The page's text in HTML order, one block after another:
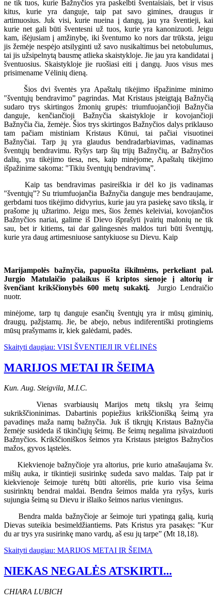
ne tik tuos, kurie Bažnyčios yra paskelbti šventaisiais, bet ir visus
kitus, kurie yra danguje, taip pat savo gimines, draugus ir
artimuosius. Juk visi, kurie nueina į dangų, jau yra šventieji, kai
kurie net gali būti šventesni už tuos, kurie yra kanonizuoti. Jeigu
kam, išėjusiam į amžinybę, iki šventumo ko nors dar trūksta, jeigu
jis žemėje nespėjo atsilyginti už savo nusikaltimus bei netobulumus,
tai jis užsipelnytą bausmę atlieka skaistykloje. Jie jau yra kandidatai į
šventuosius. Skaistykloje jie ruošiasi eiti į dangų. Juos visus mes
prisimename Vėlinių dieną.
Šios dvi šventės yra Apaštalų tikėjimo išpažinime minimo
"šventųjų bendravimo” pagrindas. Mat Kristaus įsteigtąją Bažnyčią
sudaro trys skirtingos žmonių grupės: triumfuojančioji Bažnyčia
danguje, kenčiančioji Bažnyčia skaistykloje ir kovojančioji
Bažnyčia čia, žemėje. Šios trys skirtingos Bažnyčios dalys priklauso
tam pačiam mistiniam Kristaus Kūnui, tai pačiai visuotinei
Bažnyčiai. Tarp jų yra glaudus bendradarbiavimas, vadinamas
šventųjų bendravimu. Ryšys tarp šių trijų Bažnyčių, ar Bažnyčios
dalių, yra tikėjimo tiesa, nes, kaip minėjome, Apaštalų tikėjimo
išpažinime sakoma: "Tikiu šventųjų bendravimą”.
Kaip tas bendravimas pasireiškia ir dėl ko jis vadinamas
"šventųjų”? Su triumfuojančia Bažnyčia danguje mes bendraujame,
gerbdami tuos tikėjimo didvyrius, kurie jau yra pasiekę savo tikslą, ir
prašome jų užtarimo. Jeigu mes, šios žemės keleiviai, kovojančios
Bažnyčios nariai, galime iš Dievo išprašyti įvairių malonių ne tik
sau, bet ir kitiems, tai dar galingesnės maldos turi būti šventųjų,
kurie yra daug artimesniuose santykiuose su Dievu. Kaip
Marijampolės bažnyčia, papuošta iškilmėms, perkeliant pal.
Jurgio Matulaičio palaikus iš kriptos sienoje į altorių ir
švenčiant krikščionybės 600 metų sukaktį. Jurgio Lendraičio
nuotr.
minėjome, tarp tų danguje esančių šventųjų yra ir mūsų giminių,
draugų, pažįstamų. Jie, be abejo, nebus indiferentiški protingiems
mūsų prašymams ir, kiek galėdami, padės.
Skaityti daugiau: VISI ŠVENTIEJI IR VĖLINĖS
MARIJOS METAI IR ŠEIMA
Kun. Aug. Steigvila, M.I.C.
Vienas svarbiausių Marijos metų tikslų yra šeimų
sukrikščioninimas. Dabartinis popiežius krikščionišką šeimą yra
pavadinęs maža namų bažnyčia. Juk iš tikrųjų Kristaus Bažnyčia
žemėje susideda iš tikinčiųjų šeimų. Be šeimų negalima įsivaizduoti
Bažnyčios. Krikščioniškos šeimos yra Kristaus įsteigtos Bažnyčios
mažos, gyvos ląstelės.
Kiekvienoje bažnyčioje yra altorius, prie kurio atnašaujama šv.
mišių auka, ir tikintieji susirinkę sudeda savo maldas. Taip pat ir
kiekvienoje šeimoje turėtų būti altorėlis, prie kurio visa šeima
susirinktų bendrai maldai. Bendra šeimos malda yra ryšys, kuris
sujungia šeimą su Dievu ir išlaiko šeimos narius vieningus.
Bendra malda bažnyčioje ar šeimoje turi ypatingą galią, kurią
Dievas suteikia besimeldžiantiems. Pats Kristus yra pasakęs: "Kur
du ar trys yra susirinkę mano vardų, aš esu jų tarpe” (Mt 18,18).
Skaityti daugiau: MARIJOS METAI IR ŠEIMA
NIEKAS NEGALĖS ATSKIRTI...
CHIARA LUBICH